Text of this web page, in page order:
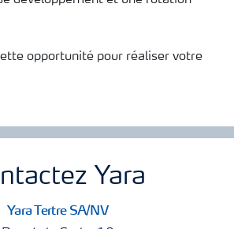
opportunité pour réaliser votre
Yara
Yara Tertre SA/NV